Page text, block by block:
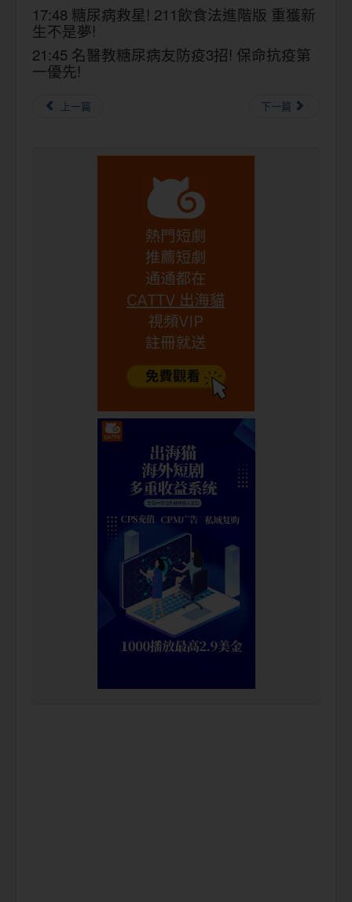
17:48 糖尿病救星! 211飲食法進階版 重獲新
生不是夢!
21:45 名醫教糖尿病友防疫3招! 保命抗疫第
一優先!
上一篇 下一篇